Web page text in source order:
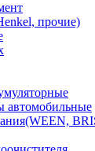
прочие)
автомобильные